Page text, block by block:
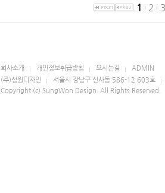
1 2
회사소개 개인정보취급방침 오시는길
ADMIN
(주)성원디자인
서울시 강남구 신사동 586-12 603호
Copyright (c) SungWon Design. All Rights Reserved.